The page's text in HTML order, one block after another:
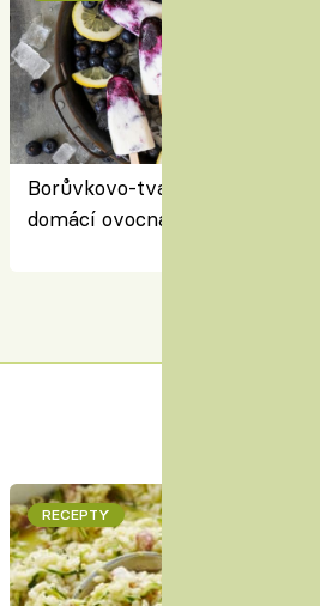
Borůvkovo-tvarohové nanuky
domácí ovocná zmrzlina na
RECEPTY